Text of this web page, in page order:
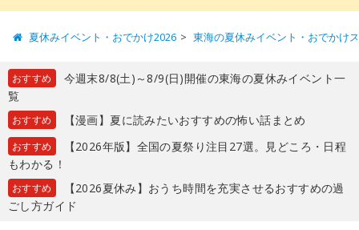
夏休みイベント・おでかけ2026 東海の夏休みイベント・おでかけ
おすすめ
今週末8/8(土)～8/9(日)開催の東海の夏休みイベント一
覧
おすすめ 【漫画】夏に読みたいおすすめの怖い話まとめ
おすすめ
【2026年版】全国の夏祭り注目27選。見どころ・日程
もわかる！
おすすめ
【2026夏休み】おうち時間を充実させるおすすめの過
ごし方ガイド